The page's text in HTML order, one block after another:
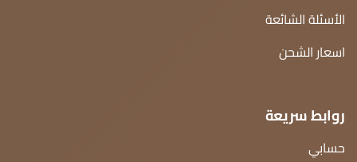
الأسئلة الشائعة
اسعار الشحن
روابط سريعة
حسابي